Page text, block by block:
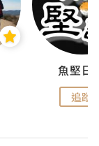
魚堅日
追蹤